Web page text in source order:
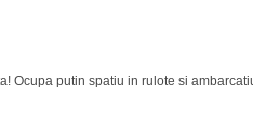
Ocupa putin spatiu in rulote si